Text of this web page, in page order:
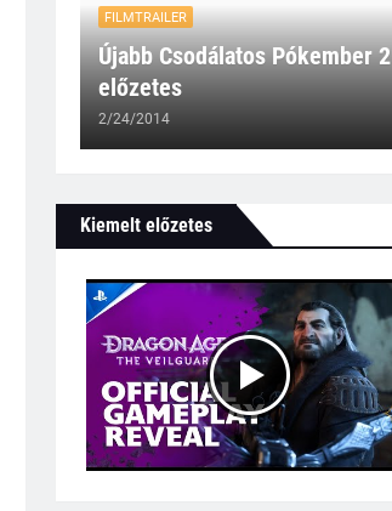
FILMTRAILER
Újabb Csodálatos Pókember 2
előzetes
2/24/2014
Kiemelt előzetes